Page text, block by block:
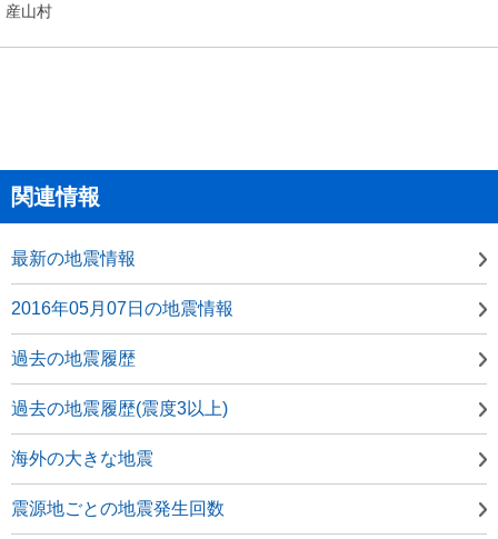
産山村
関連情報
最新の地震情報
2016年05月07日の地震情報
過去の地震履歴
過去の地震履歴(震度3以上)
海外の大きな地震
震源地ごとの地震発生回数